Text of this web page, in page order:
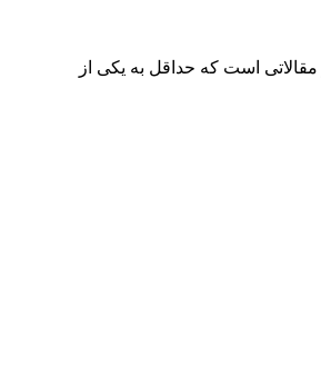
است‌ که حداقل به یکی از‌